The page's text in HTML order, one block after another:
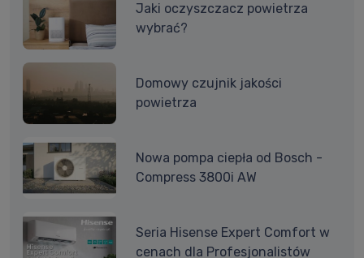
Jaki oczyszczacz powietrza
wybrać?
Domowy czujnik jakości
powietrza
Nowa pompa ciepła od Bosch -
Compress 3800i AW
Seria Hisense Expert Comfort w
cenach dla Profesjonalistów